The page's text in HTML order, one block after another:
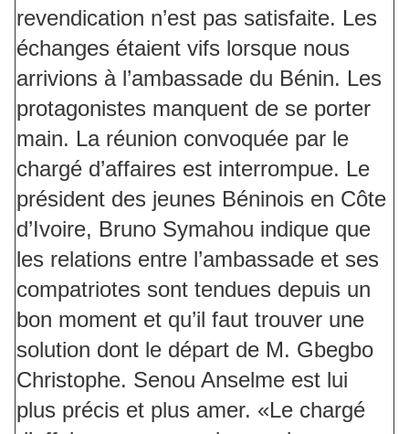
revendication n’est pas satisfaite. Les
échanges étaient vifs lorsque nous
arrivions à l’ambassade du Bénin. Les
protagonistes manquent de se porter
main. La réunion convoquée par le
chargé d’affaires est interrompue. Le
président des jeunes Béninois en Côte
d’Ivoire, Bruno Symahou indique que
les relations entre l’ambassade et ses
compatriotes sont tendues depuis un
bon moment et qu’il faut trouver une
solution dont le départ de M. Gbegbo
Christophe. Senou Anselme est lui
plus précis et plus amer. «Le chargé